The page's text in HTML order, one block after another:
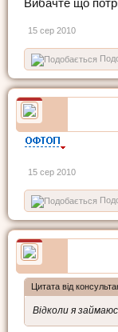
Вибачте що
15 сер 2010
15 сер 2010
Цитата від
Відколи я